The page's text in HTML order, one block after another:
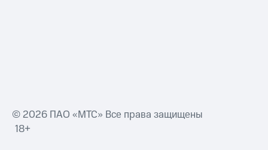
© 2026 ПАО «МТС» Все права защищены
18+